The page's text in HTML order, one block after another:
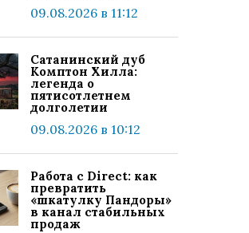
09.08.2026 в 11:12
Сатанинский дуб
Комптон Хилла:
легенда о
пятисотлетнем
долголетии
09.08.2026 в 10:12
Работа с Direct: как
превратить
«шкатулку Пандоры»
в канал стабильных
продаж